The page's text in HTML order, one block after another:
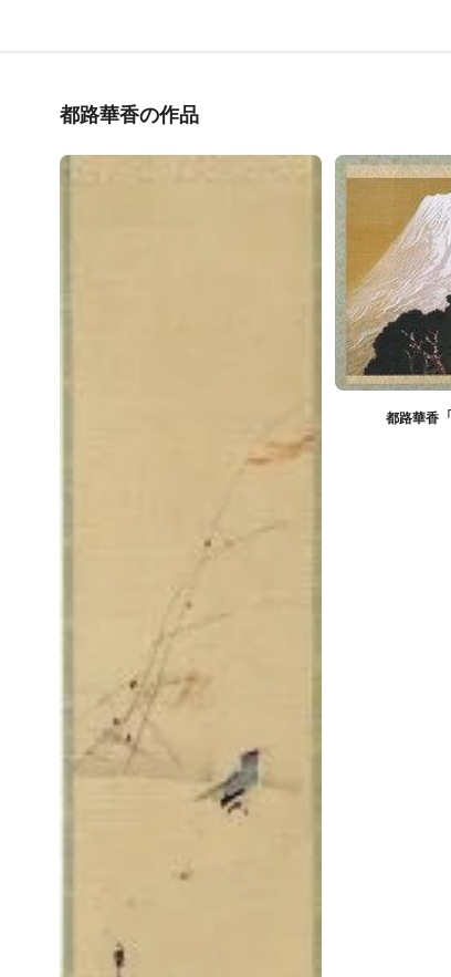
都路華香の作品
都路華香